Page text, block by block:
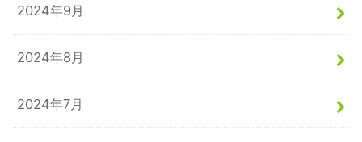
2024年9月
2024年8月
2024年7月